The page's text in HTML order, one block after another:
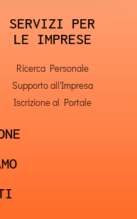
SERVIZI PER
LE IMPRESE
Ricerca Personale
Supporto all'Impresa
Iscrizione al Portale